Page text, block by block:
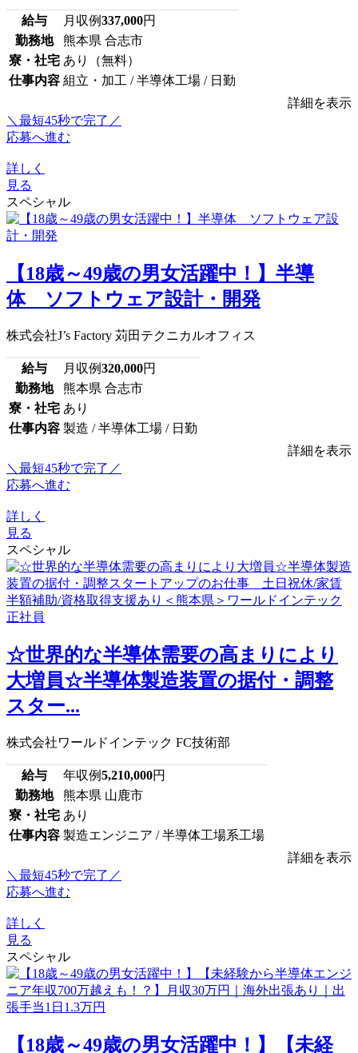
給与 月収例337,000円
勤務地
熊本県 合志市
寮・社宅 あり（無料）
仕事内容 組立・加工 / 半導体工場 / 日勤
詳細を表示
＼最短45秒で完了／
応募へ進む
詳しく
見る
スペシャル
【18歳～49歳の男女活躍中！】半導
体 ソフトウェア設計・開発
株式会社J’s Factory 苅田テクニカルオフィス
給与 月収例320,000円
勤務地
熊本県 合志市
寮・社宅 あり
仕事内容 製造 / 半導体工場 / 日勤
詳細を表示
＼最短45秒で完了／
応募へ進む
詳しく
見る
スペシャル
☆世界的な半導体需要の高まりにより
大増員☆半導体製造装置の据付・調整
スター...
株式会社ワールドインテック FC技術部
給与 年収例5,210,000円
勤務地
熊本県 山鹿市
寮・社宅 あり
仕事内容 製造エンジニア / 半導体工場系工場
詳細を表示
＼最短45秒で完了／
応募へ進む
詳しく
見る
スペシャル
【18歳～49歳の男女活躍中！】【未経